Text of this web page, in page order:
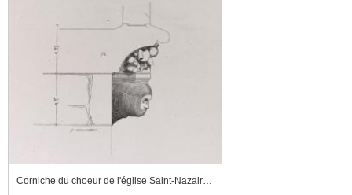
Corniche du choeur de l'église Saint-Nazaire de Carcassonne